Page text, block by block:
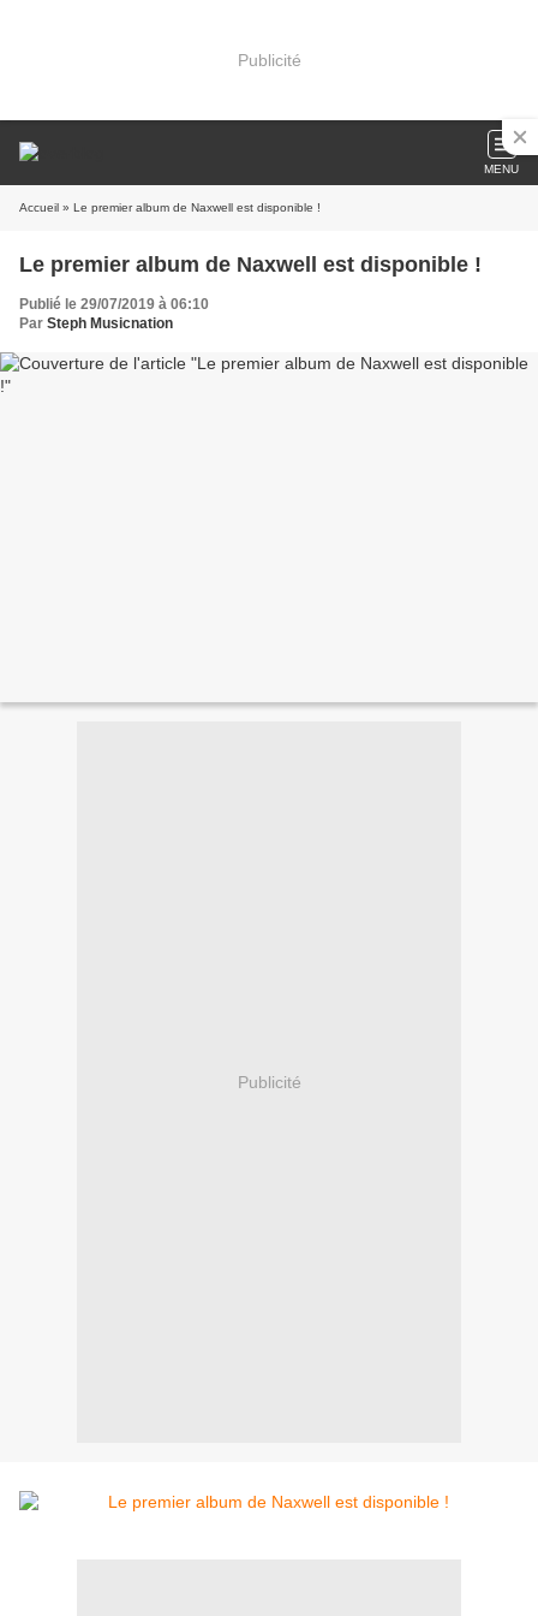
Publicité
MENU
Accueil » Le premier album de Naxwell est disponible !
Le premier album de Naxwell est disponible !
Publié le 29/07/2019 à 06:10
Par Steph Musicnation
Publicité